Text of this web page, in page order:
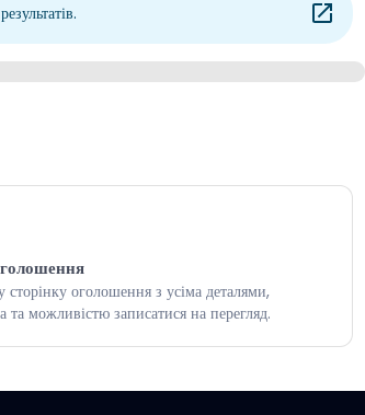
сторінку оголошення з усіма деталями,
та можливістю записатися на перегляд.